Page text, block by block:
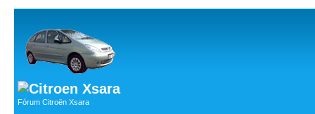
Fórum Citroën Xsara